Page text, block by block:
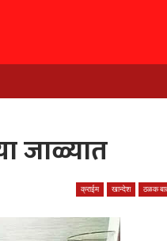
जाळ्यात
क्राईम खान्देश ठळक